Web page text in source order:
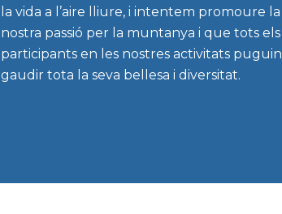
la vida a l’aire lliure, i intentem promoure la
nostra passió per la muntanya i que tots els
participants en les nostres activitats puguin
gaudir tota la seva bellesa i diversitat.